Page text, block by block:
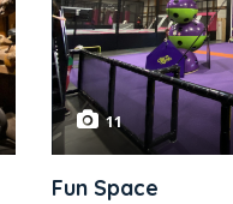
11
Fun Space